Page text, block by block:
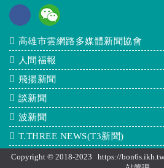
高雄市雲網路多媒體新聞協會
人間福報
飛揚新聞
談新聞
波新聞
T.THREE NEWS(T3新聞)
Copyright © 2018-2023 https://